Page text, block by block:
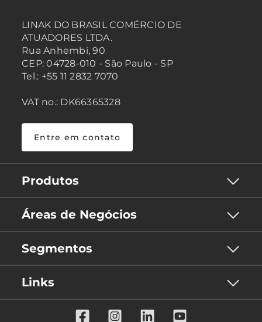
LINAK DO BRASIL COMÉRCIO DE
ATUADORES LTDA.
Rua Anhembi, 90
CEP: 04728-010 - São Paulo - SP
Tel.: +55 11 2832 7070
VAT no.: DK66365328
Entre em contato
Produtos
Áreas de Negócios
Segmentos
Links